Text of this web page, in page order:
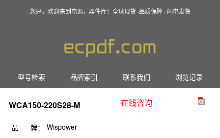
您好，欢迎来到电源，器件库！全球现货 ·品质保障 · 闪电发货
型号检索 品牌索引 联系我们 浏览记录
WCA150-220S28-M 在线咨询
品 牌： Wispower